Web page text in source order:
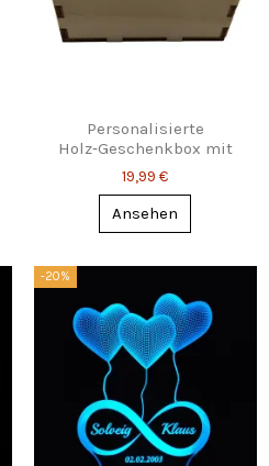
Personalisierte
Holz‑Geschenkbox mit
Gravur – 2 Größen, deine
zwei Namen
19,99 €
Ansehen
-20%